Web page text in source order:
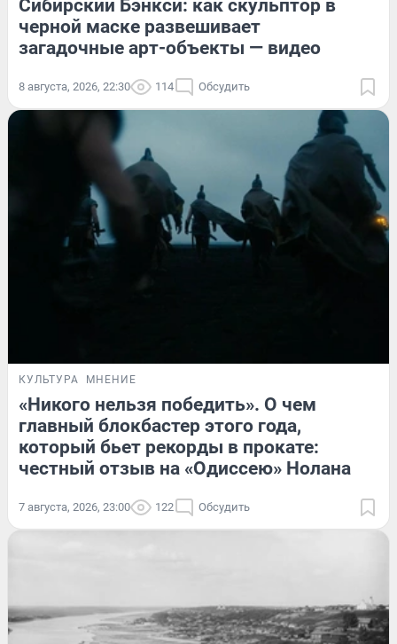
Сибирский Бэнкси: как скульптор в
черной маске развешивает
загадочные арт-объекты — видео
8 августа, 2026, 22:30 114 Обсудить
КУЛЬТУРА МНЕНИЕ
«Никого нельзя победить». О чем
главный блокбастер этого года,
который бьет рекорды в прокате:
честный отзыв на «Одиссею» Нолана
7 августа, 2026, 23:00 122 Обсудить